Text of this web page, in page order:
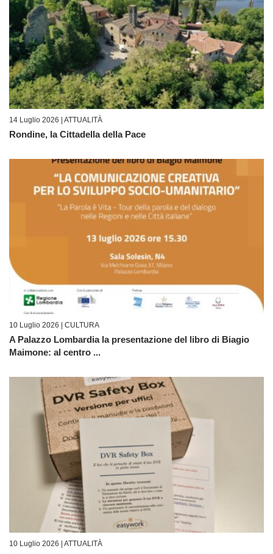
14 Luglio 2026 | ATTUALITÀ
Rondine, la Cittadella della Pace
10 Luglio 2026 | CULTURA
A Palazzo Lombardia la presentazione del libro di Biagio
Maimone: al centro ...
10 Luglio 2026 | ATTUALITÀ